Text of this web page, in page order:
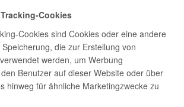
Cookies
Cookies sind Cookies oder eine andere
die zur Erstellung von
werden, um Werbung
Benutzer auf dieser Website oder über
hinweg für ähnliche Marketingzwecke zu